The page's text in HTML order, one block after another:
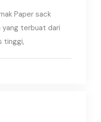
Paper sack
yang terbuat dari
tinggi,